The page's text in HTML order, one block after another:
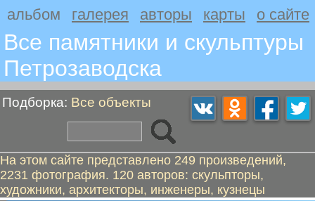
альбом галерея авторы карты о сайте
Все памятники и скульптуры
Петрозаводскa
Подборка: Все объекты
На этом сайте представлено 249 произведений,
2231 фотография. 120 авторов: скульпторы,
художники, архитекторы, инженеры, кузнецы